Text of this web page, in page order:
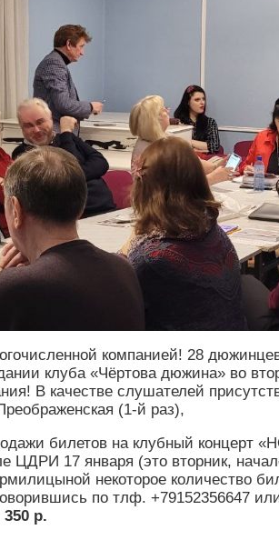
компанией! 28
клуба «Чёртова дюжина» во
В качестве слушателей
(1-й раз),
билетов на клубный
ЦДРИ 17 января (это вторник,
некоторое количество
по тлф. +79152356647
350 р.